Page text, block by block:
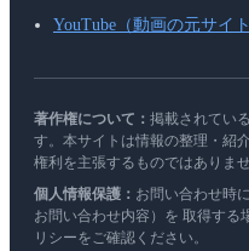
YouTube（動画の元サイト
著作権について： 掲載されてい
す。本サイトは情報の整理・紹
権利を主張するものではありませ
個人情報保護： お問い合わせ時
お問い合わせ内容）を 取得する
リシーをご確認ください。